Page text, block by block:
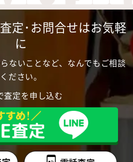
定･お問合せはお気軽
に
ないことなど、なんでもご相談
ください。
査定を申し込む